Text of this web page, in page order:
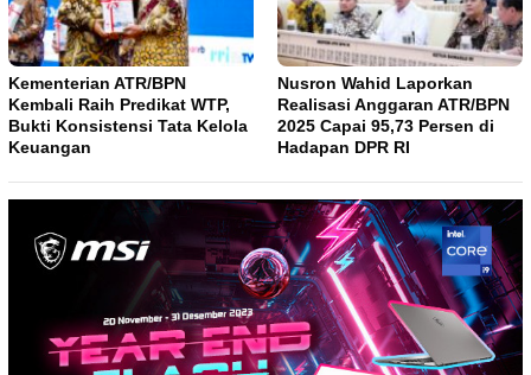
Kementerian ATR/BPN
Kembali Raih Predikat WTP,
Bukti Konsistensi Tata Kelola
Keuangan
Nusron Wahid Laporkan
Realisasi Anggaran ATR/BPN
2025 Capai 95,73 Persen di
Hadapan DPR RI